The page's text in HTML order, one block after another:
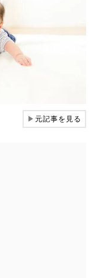
▶元記事を見る